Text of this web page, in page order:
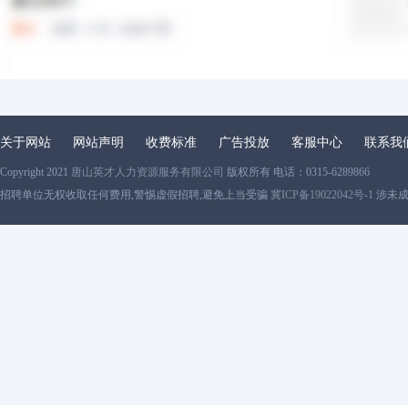
关于网站 网站声明 收费标准 广告投放 客服中心 联系我
Copyright 2021 唐山英才人力资源服务有限公司 版权所有 电话：0315-6289866
招聘单位无权收取任何费用,警惕虚假招聘,避免上当受骗 冀ICP备19022042号-1 涉未